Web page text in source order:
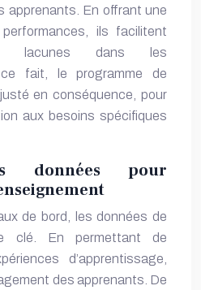
apprenants. En offrant une
ils facilitent
lacunes dans les
fait, le programme de
en conséquence, pour
aux besoins spécifiques
données pour
de bord, les données de
clé. En permettant de
d’apprentissage,
des apprenants. De